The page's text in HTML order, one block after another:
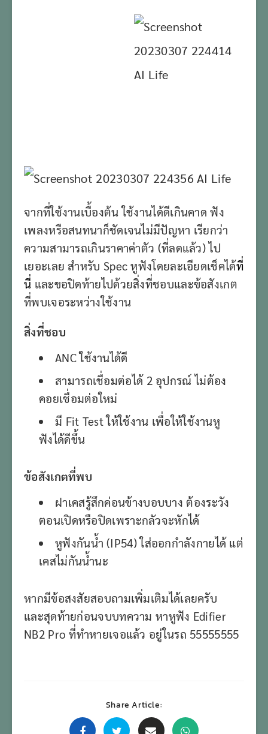
จากที่ใช้งานเบื้องต้น ใช้งานได้ดีเกินคาด ฟัง
เพลงหรือสนทนาก็ชัดเจนไม่มีปัญหา เรียกว่า
ความสามารถเกินราคาค่าตัว (ที่ลดแล้ว) ไป
เยอะเลย สำหรับ Spec หูฟังโดยละเอียดเช็คได้ที่
นี่ และขอปิดท้ายไปด้วยสิ่งที่ชอบและข้อสังเกต
ที่พบเจอระหว่างใช้งาน
สิ่งที่ชอบ
ANC ใช้งานได้ดี
สามารถเชื่อมต่อได้ 2 อุปกรณ์ ไม่ต้อง
คอยเชื่อมต่อใหม่
มี Fit Test ให้ใช้งาน เพื่อให้ใช้งานหู
ฟังได้ดีขึ้น
ข้อสังเกตที่พบ
ฝาเคสรู้สึกค่อนข้างบอบบาง ต้องระวัง
ตอนเปิดหรือปิดเพราะกลัวจะหักได้
หูฟังกันน้ำ (IP54) ใส่ออกกำลังกายได้ แต่
เคสไม่กันน้ำนะ
หากมีข้อสงสัยสอบถามเพิ่มเติมได้เลยครับ
และสุดท้ายก่อนจบบทความ หาหูฟัง Edifier
NB2 Pro ที่ทำหายเจอแล้ว อยู่ในรถ 55555555
Share Article: